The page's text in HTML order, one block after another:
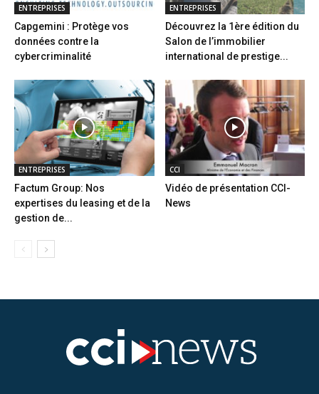
ENTREPRISES
Capgemini : Protège vos
données contre la
cybercriminalité
ENTREPRISES
Découvrez la 1ère édition du
Salon de l’immobilier
international de prestige...
ENTREPRISES
Factum Group: Nos
expertises du leasing et de la
gestion de...
CCI
Vidéo de présentation CCI-
News